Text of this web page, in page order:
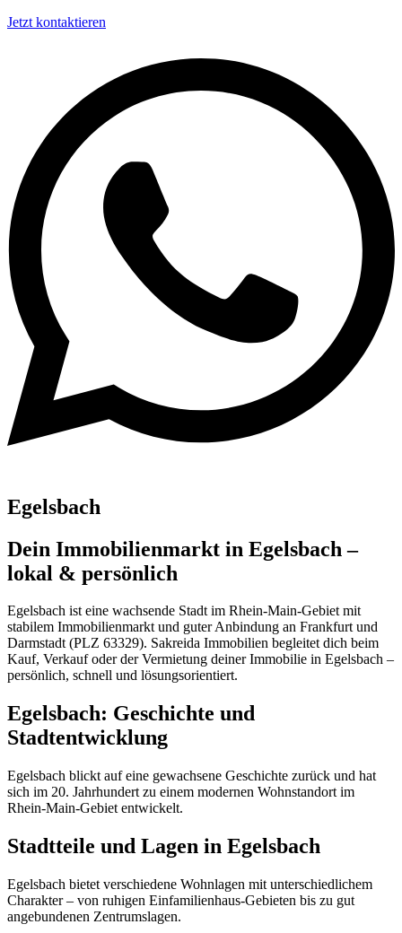
Jetzt kontaktieren
Egelsbach
Dein Immobilienmarkt in Egelsbach –
lokal & persönlich
Egelsbach ist eine wachsende Stadt im Rhein-Main-Gebiet mit
stabilem Immobilienmarkt und guter Anbindung an Frankfurt und
Darmstadt (PLZ 63329). Sakreida Immobilien begleitet dich beim
Kauf, Verkauf oder der Vermietung deiner Immobilie in Egelsbach –
persönlich, schnell und lösungsorientiert.
Egelsbach: Geschichte und
Stadtentwicklung
Egelsbach blickt auf eine gewachsene Geschichte zurück und hat
sich im 20. Jahrhundert zu einem modernen Wohnstandort im
Rhein-Main-Gebiet entwickelt.
Stadtteile und Lagen in Egelsbach
Egelsbach bietet verschiedene Wohnlagen mit unterschiedlichem
Charakter – von ruhigen Einfamilienhaus-Gebieten bis zu gut
angebundenen Zentrumslagen.